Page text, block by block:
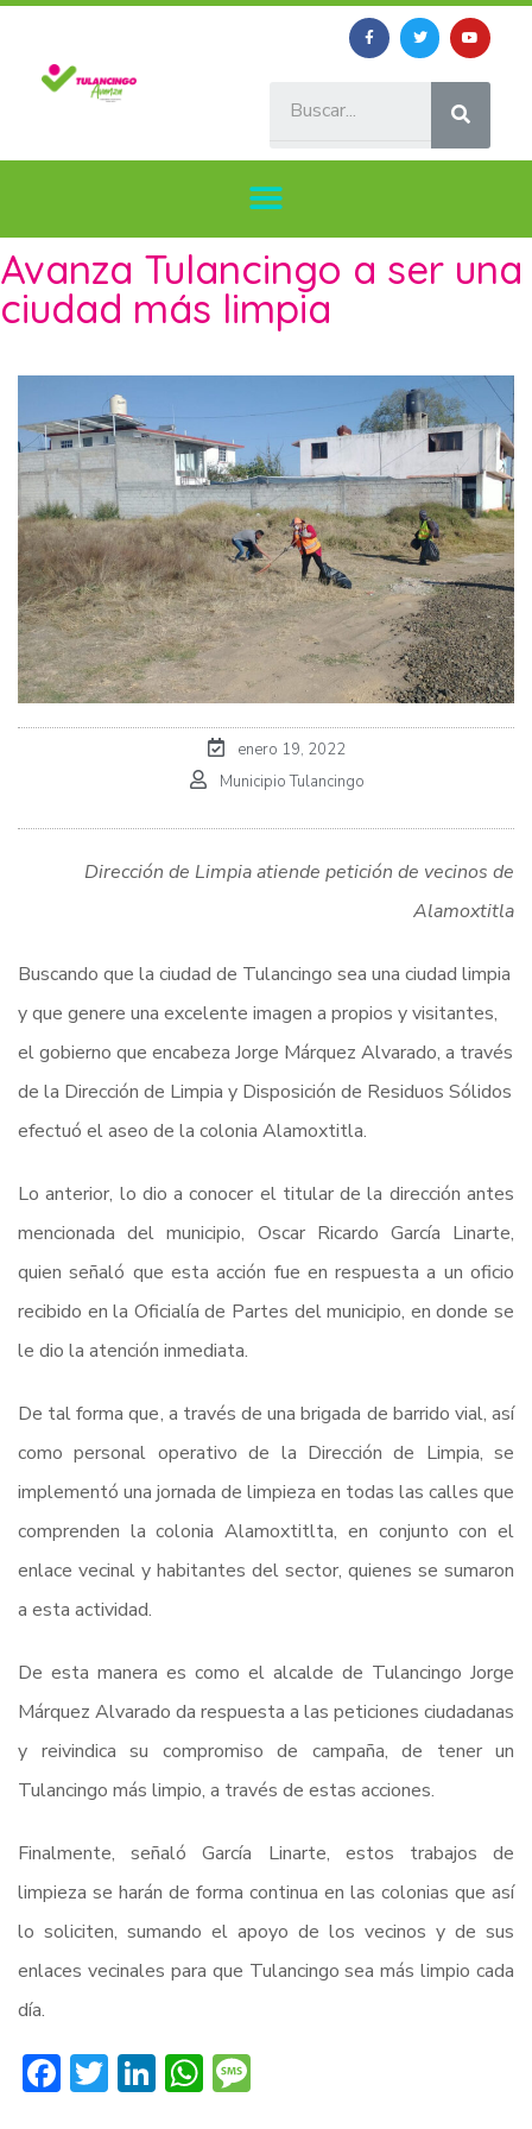
Avanza Tulancingo a ser una
ciudad más limpia
enero 19, 2022
Municipio Tulancingo
Dirección de Limpia atiende petición de vecinos de
Alamoxtitla
Buscando que la ciudad de Tulancingo sea una ciudad limpia
y que genere una excelente imagen a propios y visitantes,
el gobierno que encabeza Jorge Márquez Alvarado, a través
de la Dirección de Limpia y Disposición de Residuos Sólidos
efectuó el aseo de la colonia Alamoxtitla.
Lo anterior, lo dio a conocer el titular de la dirección antes
mencionada del municipio, Oscar Ricardo García Linarte,
quien señaló que esta acción fue en respuesta a un oficio
recibido en la Oficialía de Partes del municipio, en donde se
le dio la atención inmediata.
De tal forma que, a través de una brigada de barrido vial, así
como personal operativo de la Dirección de Limpia, se
implementó una jornada de limpieza en todas las calles que
comprenden la colonia Alamoxtitlta, en conjunto con el
enlace vecinal y habitantes del sector, quienes se sumaron
a esta actividad.
De esta manera es como el alcalde de Tulancingo Jorge
Márquez Alvarado da respuesta a las peticiones ciudadanas
y reivindica su compromiso de campaña, de tener un
Tulancingo más limpio, a través de estas acciones.
Finalmente, señaló García Linarte, estos trabajos de
limpieza se harán de forma continua en las colonias que así
lo soliciten, sumando el apoyo de los vecinos y de sus
enlaces vecinales para que Tulancingo sea más limpio cada
día.
Facebook
Twitter
LinkedIn
WhatsApp